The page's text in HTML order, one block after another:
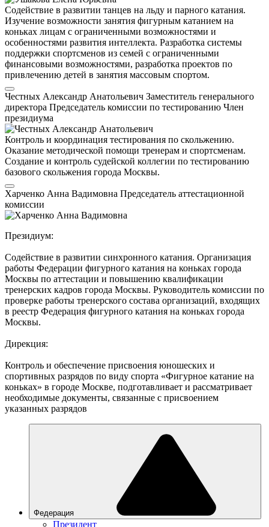
Содействие в развитии танцев на льду и парного катания.
Изучение возможности занятия фигурным катанием на
коньках лицам с ограниченными возможностями и
особенностями развития интеллекта. Разработка системы
поддержки спортсменов из семей с ограниченными
финансовыми возможностями, разработка проектов по
привлечению детей в занятия массовым спортом.
Честных Александр Анатольевич Заместитель генерального
директора Председатель комиссии по тестированию Член
президиума
Контроль и координация тестирования по скольжению.
Оказание методической помощи тренерам и спортсменам.
Создание и контроль судейской коллегии по тестированию
базового скольжения города Москвы.
Харченко Анна Вадимовна Председатель аттестационной
комиссии
Президиум:
Содействие в развитии синхронного катания. Организация
работы Федерации фигурного катания на коньках города
Москвы по аттестации и повышению квалификации
тренерских кадров города Москвы. Руководитель комиссии по
проверке работы тренерского состава организаций, входящих
в реестр Федерация фигурного катания на коньках города
Москвы.
Дирекция:
Контроль и обеспечение присвоения юношеских и
спортивных разрядов по виду спорта «Фигурное катание на
коньках» в городе Москве, подготавливает и рассматривает
необходимые документы, связанные с присвоением
указанных разрядов
Федерация
Президент